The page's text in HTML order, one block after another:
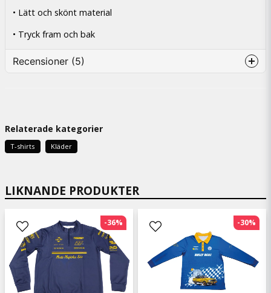
• Lätt och skönt material
• Tryck fram och bak
Recensioner (5)
JIMMY
5 päivää sitten
Nöjd kund😁
2 kuukautta sitten
Mycket bra passform som vanligt! Materialet
har hög kvalitet! Kan bäras med stolthet! Allt
för att stötta Tim!
Gerhard
2 kuukautta sitten
Allt i sin ordning, Bra.
LIKNANDE PRODUKTER
-36% -30%
Relaterade kategorier
T-shirts Kläder